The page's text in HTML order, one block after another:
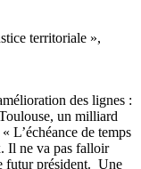
territoriale »,
des lignes :
un milliard
L’échéance de temps
Il ne va pas falloir
futur président. Une